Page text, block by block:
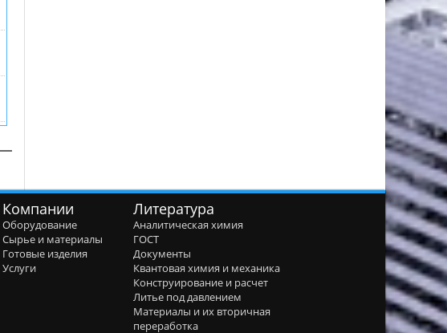
Компании
Оборудование
Сырье и материалы
Готовые изделия
Услуги
Литература
Аналитическая химия
ГОСТ
Документы
Квантовая химия и механика
Конструирование и расчет
Литье под давлением
Материалы и их вторичная
переработка